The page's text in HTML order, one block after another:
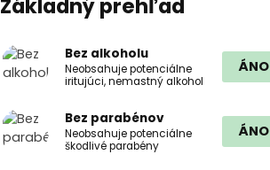
Základný prehľad
Bez alkoholu
Neobsahuje potenciálne
iritujúci, nemastný alkohol
ÁNO
Bez parabénov
Neobsahuje potenciálne
škodlivé parabény
ÁNO